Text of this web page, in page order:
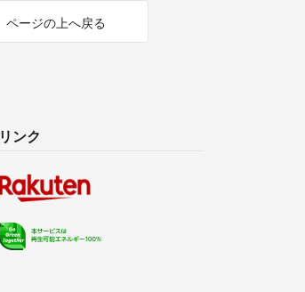
ページの上へ戻る
リンク